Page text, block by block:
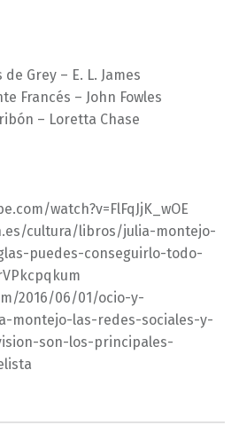
Grey – E. L. James
Francés – John Fowles
– Loretta Chase
watch?v=FlFqJjK_wOE
cultura/libros/julia-montejo-
puedes-conseguirlo-todo-
2016/06/01/ocio-y-
montejo-las-redes-sociales-y-
son-los-principales-